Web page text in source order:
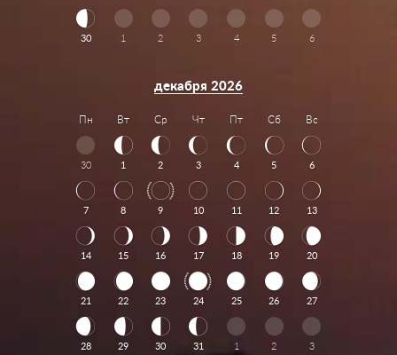
30 1 2 3 4 5 6
декабря 2026
Пн Вт Ср Чт Пт Сб Вс
30 1 2 3 4 5 6
7 8 9 10 11 12 13
14 15 16 17 18 19 20
21 22 23 24 25 26 27
28 29 30 31 1 2 3